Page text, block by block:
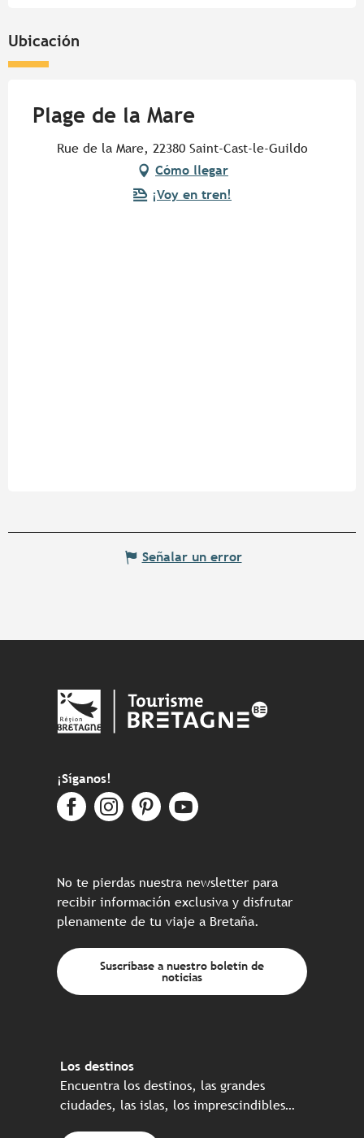
Ubicación
Plage de la Mare
Rue de la Mare, 22380 Saint-Cast-le-Guildo
Cómo llegar
¡Voy en tren!
Señalar un error
¡Síganos!
No te pierdas nuestra newsletter para
recibir información exclusiva y disfrutar
plenamente de tu viaje a Bretaña.
Suscríbase a nuestro boletín de
noticias
Los destinos
Encuentra los destinos, las grandes
ciudades, las islas, los imprescindibles…